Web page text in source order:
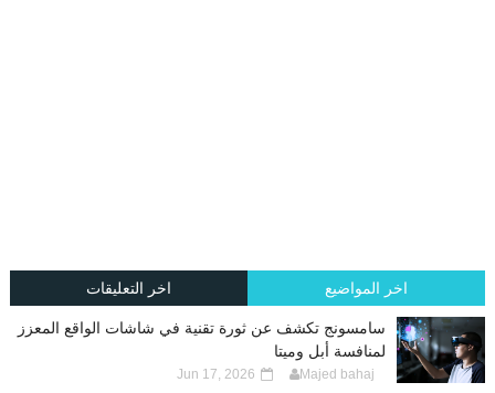
اخر المواضيع اخر التعليقات
سامسونج تكشف عن ثورة تقنية في شاشات الواقع المعزز
لمنافسة أبل وميتا
Majed bahaj
Jun 17, 2026